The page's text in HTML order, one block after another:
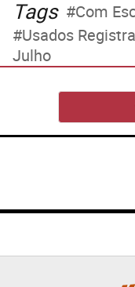
Tags
Com
Usados
Julho